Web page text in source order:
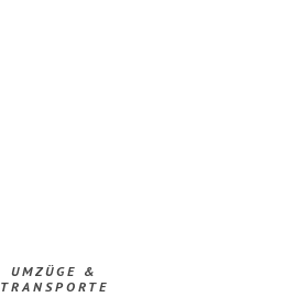
UMZÜGE &
TRANSPORTE